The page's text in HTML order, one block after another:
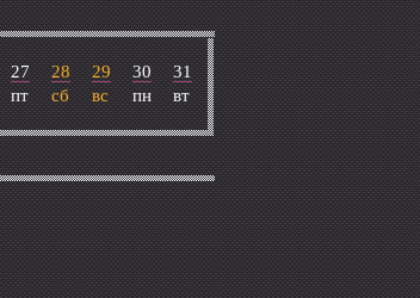
пт
27
сб
28
вс
29
пн
30
вт
31